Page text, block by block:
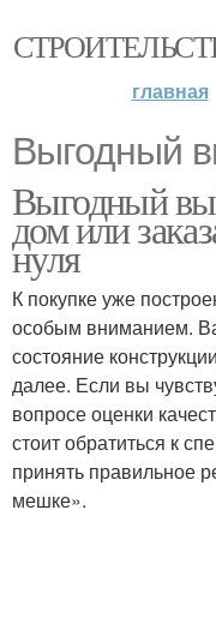
главная
Выгодный
Выгодный
дом или
нуля
К покупке уже
особым вниманием.
состояние
далее. Если вы
вопросе оценки
стоит обратиться к
принять правильное
мешке».